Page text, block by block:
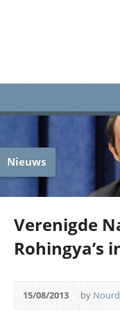
Nieuws
Verenigde
Rohingya’s
15/08/2013 by